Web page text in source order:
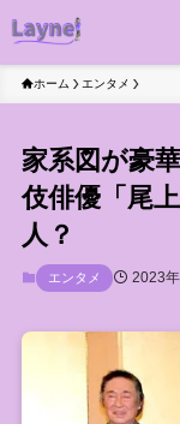
ホーム エンタメ
家系図が豪
伎俳優「尾
人？
エンタメ 2023